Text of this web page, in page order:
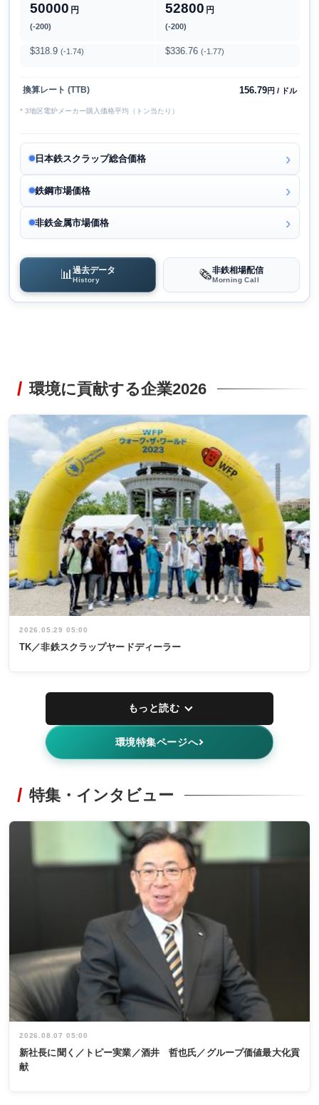
50000 円
(-200)
52800 円
(-200)
$318.9 (-1.74) $336.76 (-1.77)
換算レート (TTB) 156.79円 / ドル
* 3地区電炉メーカー購入価格平均（トン当たり）
日本鉄スクラップ総合価格
鉄鋼市場価格
非鉄金属市場価格
📊過去データ
History 🗞️非鉄相場配信
Morning Call
環境に貢献する企業2026
2026.05.29 05:00
TK／非鉄スクラップヤードディーラー
もっと読む
環境特集ページへ
特集・インタビュー
2026.08.07 05:00
新社長に聞く／トピー実業／酒井 哲也氏／グループ価値最大化貢
献